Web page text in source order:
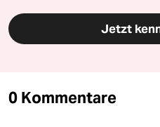
Jetzt
0 Kommentare